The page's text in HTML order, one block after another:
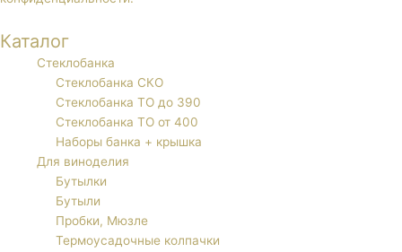
Каталог
Стеклобанка
Стеклобанка СКО
Стеклобанка ТО до 390
Стеклобанка ТО от 400
Наборы банка + крышка
Для виноделия
Бутылки
Бутыли
Пробки, Мюзле
Термоусадочные колпачки